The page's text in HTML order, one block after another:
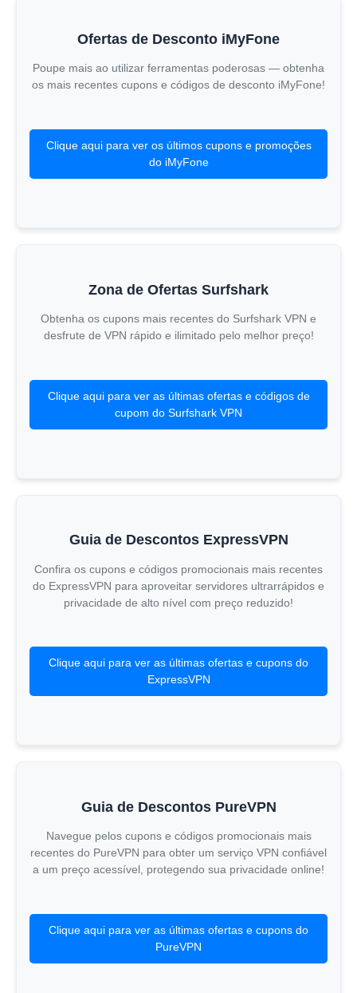
Ofertas de Desconto iMyFone
Poupe mais ao utilizar ferramentas poderosas — obtenha
os mais recentes cupons e códigos de desconto iMyFone!
Clique aqui para ver os últimos cupons e promoções
do iMyFone
Zona de Ofertas Surfshark
Obtenha os cupons mais recentes do Surfshark VPN e
desfrute de VPN rápido e ilimitado pelo melhor preço!
Clique aqui para ver as últimas ofertas e códigos de
cupom do Surfshark VPN
Guia de Descontos ExpressVPN
Confira os cupons e códigos promocionais mais recentes
do ExpressVPN para aproveitar servidores ultrarrápidos e
privacidade de alto nível com preço reduzido!
Clique aqui para ver as últimas ofertas e cupons do
ExpressVPN
Guia de Descontos PureVPN
Navegue pelos cupons e códigos promocionais mais
recentes do PureVPN para obter um serviço VPN confiável
a um preço acessível, protegendo sua privacidade online!
Clique aqui para ver as últimas ofertas e cupons do
PureVPN